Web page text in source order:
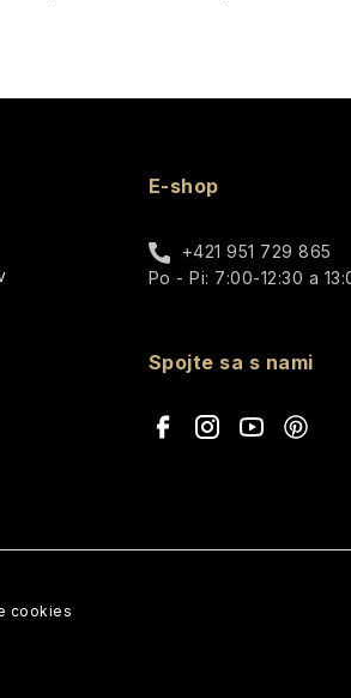
E-shop
+421 951 729 865
Po - Pi: 7:00-12:30 a
Spojte sa s nami
cookies